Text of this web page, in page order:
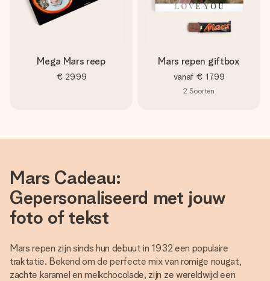
jullie foto of een boodschap die raakt. Zonder gedoe, maar
met alle aandacht voor het moment.
Mega Mars reep
€ 29,99
Mars repen giftbox
vanaf € 17,99
2 Soorten
Mars Cadeau:
Gepersonaliseerd met jouw
foto of tekst
Mars repen zijn sinds hun debuut in 1932 een populaire
traktatie. Bekend om de perfecte mix van romige nougat,
zachte karamel en melkchocolade, zijn ze wereldwijd een